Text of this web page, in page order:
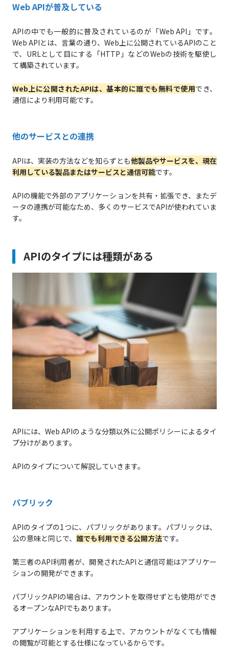
Web APIが普及している
APIの中でも一般的に普及されているのが「Web API」です。
Web APIとは、言葉の通り、Web上に公開されているAPIのこと
で、URLとして目にする「HTTP」などのWebの技術を駆使し
て構築されています。
Web上に公開されたAPIは、基本的に誰でも無料で使用でき、
通信により利用可能です。
他のサービスとの連携
APIは、実装の方法などを知らずとも他製品やサービスを、現在
利用している製品またはサービスと通信可能です。
APIの機能で外部のアプリケーションを共有・拡張でき、またデ
ータの連携が可能なため、多くのサービスでAPIが使われていま
す。
APIのタイプには種類がある
APIには、Web APIのような分類以外に公開ポリシーによるタイ
プ分けがあります。
APIのタイプについて解説していきます。
パブリック
APIのタイプの1つに、パブリックがあります。パブリックは、
公の意味と同じで、 誰でも利用できる公開方法です。
第三者のAPI利用者が、開発されたAPIと通信可能はアプリケー
ションの開発ができます。
パブリックAPIの場合は、アカウントを取得せずとも使用ができ
るオープンなAPIでもあります。
アプリケーションを利用する上で、アカウントがなくても情報
の閲覧が可能とする仕様になっているからです。